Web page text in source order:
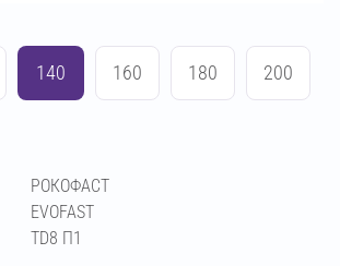
140 160 180 200
РОКОФАСТ
EVOFAST
TD8 П1